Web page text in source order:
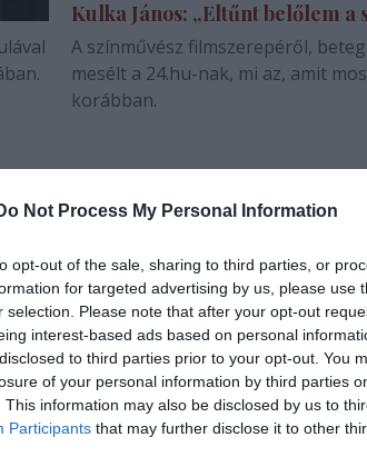
Not Process My Personal Information
opt-out of the sale, sharing to third parties, or
for targeted advertising by us, please use
selection. Please note that after your opt-out
interest-based ads based on personal
to third parties prior to your opt-out. You
of your personal information by third parties
This information may also be disclosed by us to
Participants that may further disclose it to other
Kulka János: „Eltűnt belőlem a
A színművész filmszerepéről,
mesélt a 24.hu-nak, mi az, amit
korábban.